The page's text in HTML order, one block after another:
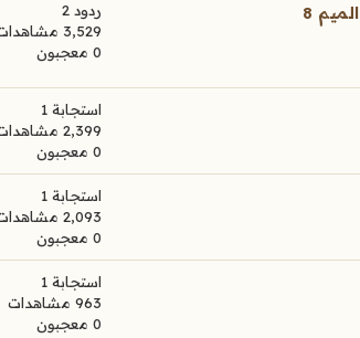
فيديو: معجزة بلاغيه قرآنيه مستحيل تكرارها فى اى لغه من اللغات: تكرار حرف الميم 8
ردود 2
3,529 مشاهدات
0 معجبون
استجابة 1
2,399 مشاهدات
0 معجبون
استجابة 1
2,093 مشاهدات
0 معجبون
استجابة 1
963 مشاهدات
0 معجبون